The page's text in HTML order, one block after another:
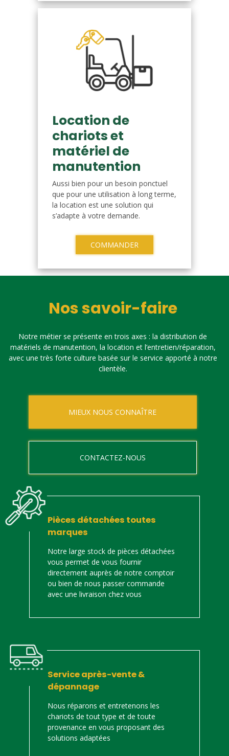
Location de
chariots et
matériel de
manutention
Aussi bien pour un besoin ponctuel
que pour une utilisation à long terme,
la location est une solution qui
s’adapte à votre demande.
COMMANDER
Nos savoir-faire
Notre métier se présente en trois axes : la distribution de
matériels de manutention, la location et l’entretien/réparation,
avec une très forte culture basée sur le service apporté à notre
clientèle.
MIEUX NOUS CONNAÎTRE
CONTACTEZ-NOUS
Pièces détachées toutes
marques
Notre large stock de pièces détachées
vous permet de vous fournir
directement auprès de notre comptoir
ou bien de nous passer commande
avec une livraison chez vous
Service après-vente &
dépannage
Nous réparons et entretenons les
chariots de tout type et de toute
provenance en vous proposant des
solutions adaptées